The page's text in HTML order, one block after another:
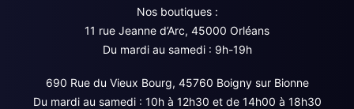
Nos boutiques :
11 rue Jeanne d’Arc, 45000 Orléans
Du mardi au samedi : 9h-19h
690 Rue du Vieux Bourg, 45760 Boigny sur Bionne
Du mardi au samedi : 10h à 12h30 et de 14h00 à 18h30